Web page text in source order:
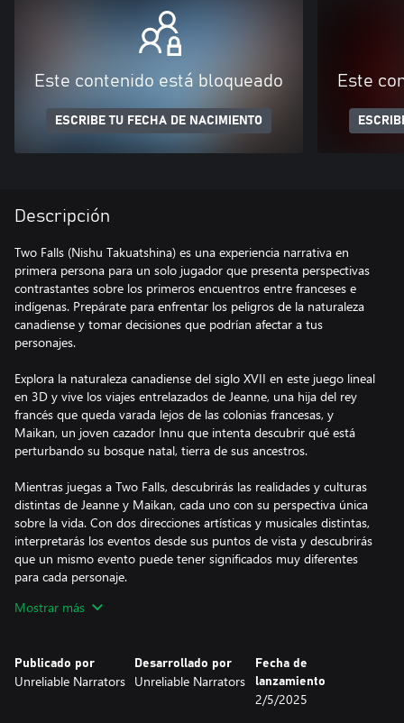
Este contenido está bloqueado
ESCRIBE TU FECHA DE NACIMIENTO
Este
Descripción
Two Falls (Nishu Takuatshina) es una experiencia narrativa en
primera persona para un solo jugador que presenta perspectivas
contrastantes sobre los primeros encuentros entre franceses e
indígenas. Prepárate para enfrentar los peligros de la naturaleza
canadiense y tomar decisiones que podrían afectar a tus
personajes.
Explora la naturaleza canadiense del siglo XVII en este juego lineal
en 3D y vive los viajes entrelazados de Jeanne, una hija del rey
francés que queda varada lejos de las colonias francesas, y
Maikan, un joven cazador Innu que intenta descubrir qué está
perturbando su bosque natal, tierra de sus ancestros.
Mientras juegas a Two Falls, descubrirás las realidades y culturas
distintas de Jeanne y Maikan, cada uno con su perspectiva única
sobre la vida. Con dos direcciones artísticas y musicales distintas,
interpretarás los eventos desde sus puntos de vista y descubrirás
que un mismo evento puede tener significados muy diferentes
para cada personaje.
Aunque la historia de Two Falls sigue un camino lineal, tus
enfrentan la conmoción de su mundo familiar, sentirás sus luchas
y triunfos en una experiencia profundamente inmersiva.
Mostrar más
Publicado por
Unreliable Narrators
Desarrollado por
Unreliable Narrators
Fecha de
lanzamiento
2/5/2025